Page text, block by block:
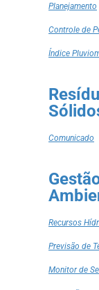
Planejamento
Controle de
Índice
Comunicado
Recursos
Previsão de
Monitor de